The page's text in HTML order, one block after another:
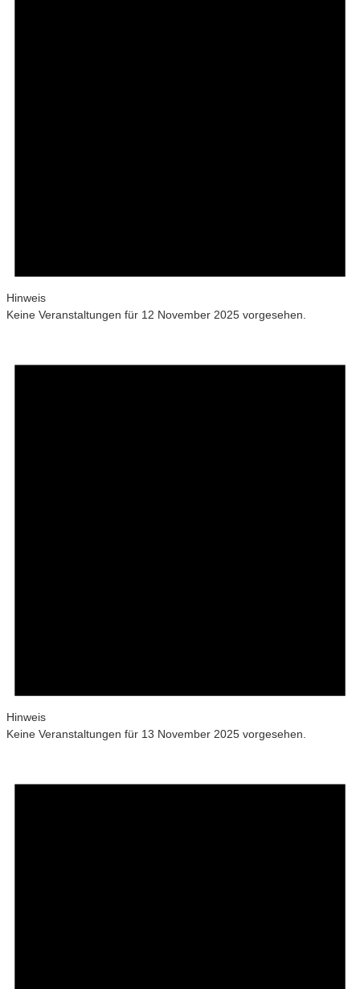
Hinweis
Keine Veranstaltungen für 12 November 2025 vorgesehen.
Hinweis
Keine Veranstaltungen für 13 November 2025 vorgesehen.